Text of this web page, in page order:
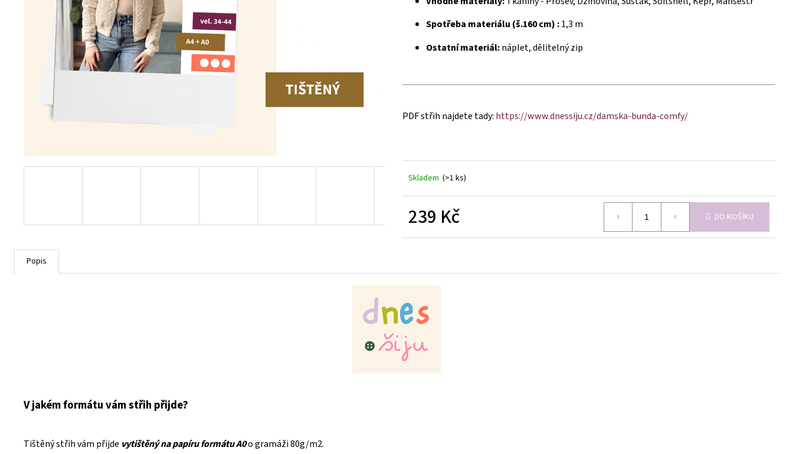
Spotřeba materiálu (š.160 cm) :1,3 m
Ostatní materiál:náplet, dělitelný zip
PDF střih najdete tady: https://www.dnessiju.cz/damska-bunda-comfy/
Skladem (>1 ks)
239 Kč DO KOŠÍKU
Popis
V jakém formátu vám střih přijde?
Tištěný střih vám přijde vytištěný na papíru formátu A0o gramáži 80g/m2.